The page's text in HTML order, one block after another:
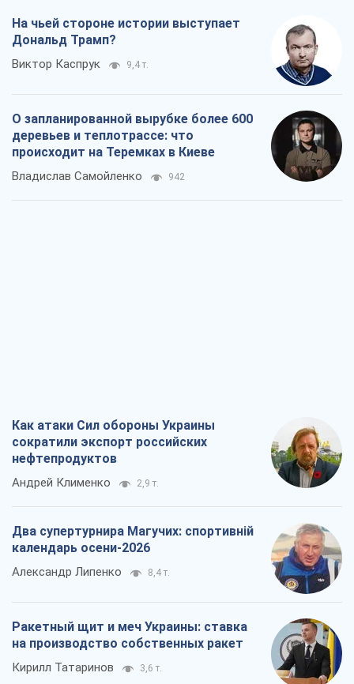
На чьей стороне истории выступает
Дональд Трамп?
Виктор Каспрук 9,4 т.
О запланированной вырубке более 600
деревьев и теплотрассе: что
происходит на Теремках в Киеве
Владислав Самойленко 942
Как атаки Сил обороны Украины
сократили экспорт российских
нефтепродуктов
Андрей Клименко 2,9 т.
Два супертурнира Магучих: спортивній
календарь осени-2026
Александр Липенко 8,4 т.
Ракетный щит и меч Украины: ставка
на производство собственных ракет
Кирилл Татаринов 3,6 т.